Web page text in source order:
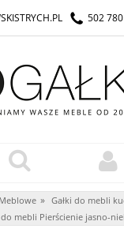
502
» Gałki do mebli
do mebli Pierścienie jasno-